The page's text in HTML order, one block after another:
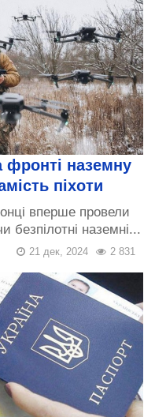
наземну
піхоти
вперше провели
безпілотні наземні...
2 831
21 дек, 2024